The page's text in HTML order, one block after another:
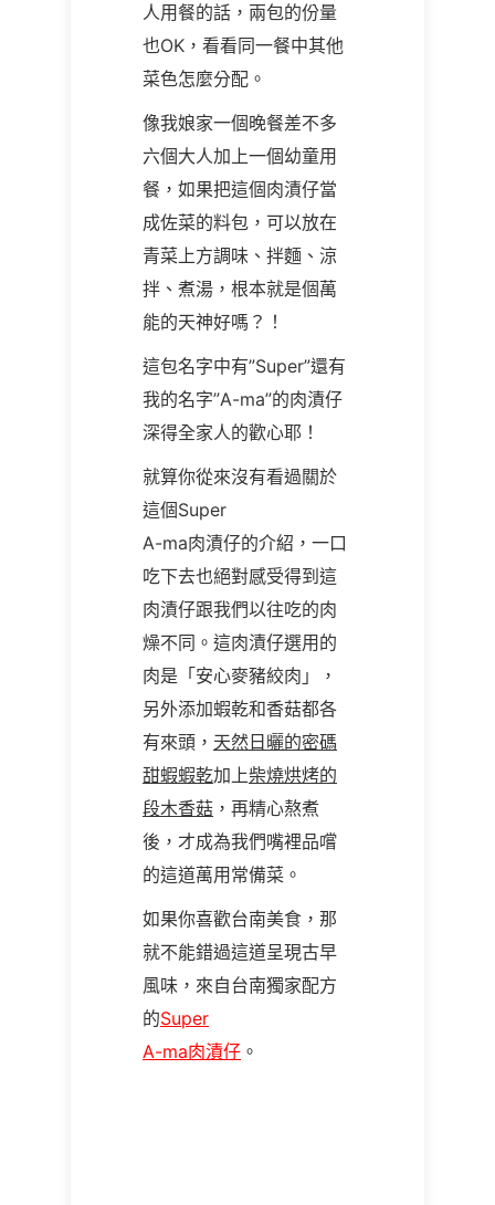
人用餐的話，兩包的份量
也OK，看看同一餐中其他
菜色怎麼分配。
像我娘家一個晚餐差不多
六個大人加上一個幼童用
餐，如果把這個肉漬仔當
成佐菜的料包，可以放在
青菜上方調味、拌麵、涼
拌、煮湯，根本就是個萬
能的天神好嗎？！
這包名字中有”Super”還有
我的名字”A-ma”的肉漬仔
深得全家人的歡心耶！
就算你從來沒有看過關於
這個Super
A-ma肉漬仔的介紹，一口
吃下去也絕對感受得到這
肉漬仔跟我們以往吃的肉
燥不同。這肉漬仔選用的
肉是「安心麥豬絞肉」，
另外添加蝦乾和香菇都各
有來頭， 天然日曬的密碼
甜蝦蝦乾加上柴燒烘烤的
段木香菇 ，再精心熬煮
後，才成為我們嘴裡品嚐
的這道萬用常備菜。
如果你喜歡台南美食，那
就不能錯過這道呈現古早
風味，來自台南獨家配方
的Super
A-ma肉漬仔 。